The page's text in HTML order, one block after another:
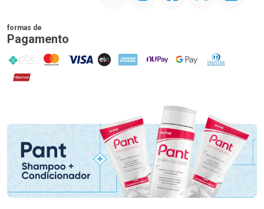
formas de
Pagamento
PIX MasterCard
VISA ELO AMEX NuPay Google PayDiners Club
Hipercard
Promoção em Destaque